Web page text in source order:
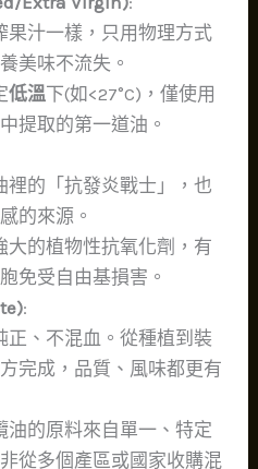
果汁一樣，只用物理方式
美味不流失。
低溫下(如<27°C)，僅使用
提取的第一道油。
裡的「抗發炎戰士」，也
的來源。
大的植物性抗氧化劑，有
免受自由基損害。
:
正、不混血。從種植到裝
完成，品質、風味都更有
油的原料來自單一、特定
從多個產區或國家收購混